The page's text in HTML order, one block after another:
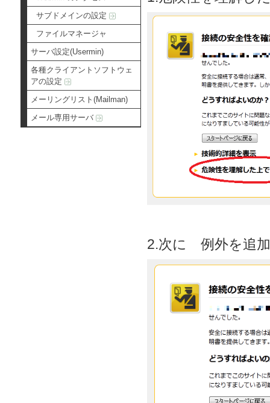
サブドメインの設定
ファイルマネージャ
サーバ設定(Usermin)
各種クライアントソフトウェ
アの設定
メーリングリスト(Mailman)
メール専用サーバ
2.次に 例外を追